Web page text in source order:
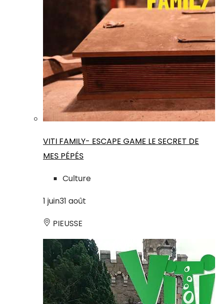
VITI FAMILY- ESCAPE GAME LE SECRET DE
MES PÉPÉS
Culture
1 juin31 août
PIEUSSE